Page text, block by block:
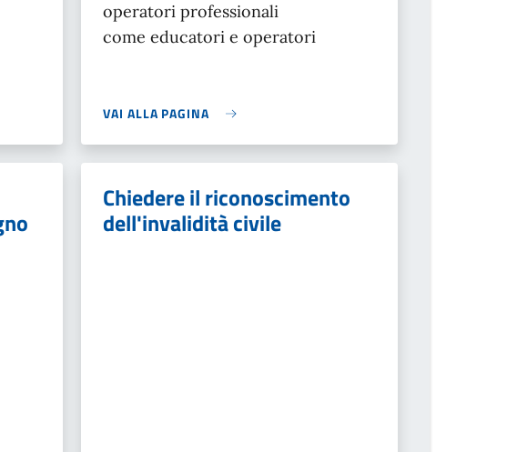
operatori professionali
come educatori e operatori
VAI ALLA PAGINA
Chiedere il riconoscimento
dell'invalidità civile